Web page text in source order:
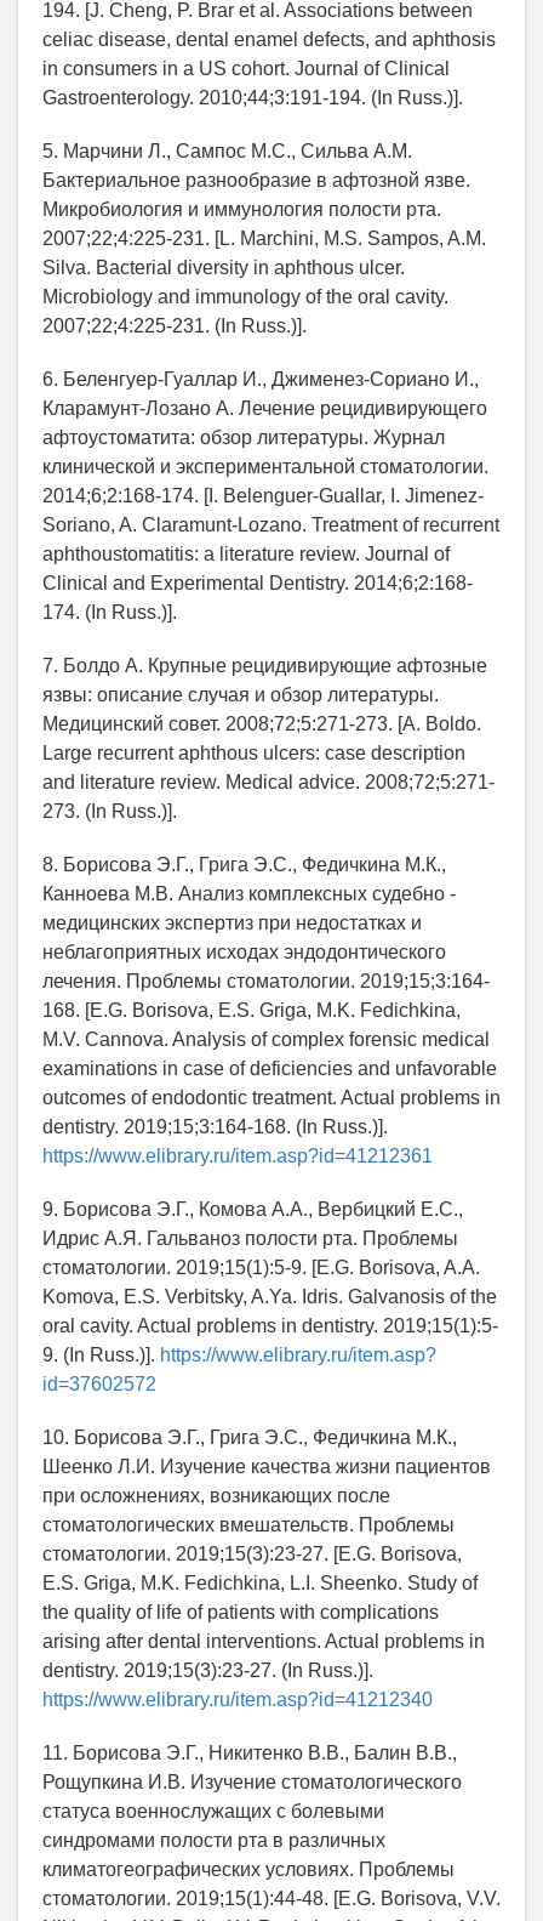
194. [J. Cheng, P. Brar et al. Associations between
celiac disease, dental enamel defects, and aphthosis
in consumers in a US cohort. Journal of Clinical
Gastroenterology. 2010;44;3:191-194. (In Russ.)].
5. Марчини Л., Сампос М.С., Сильва А.М.
Бактериальное разнообразие в афтозной язве.
Микробиология и иммунология полости рта.
2007;22;4:225-231. [L. Marchini, M.S. Sampos, A.M.
Silva. Bacterial diversity in aphthous ulcer.
Microbiology and immunology of the oral cavity.
2007;22;4:225-231. (In Russ.)].
6. Беленгуер-Гуаллар И., Джименез-Сориано И.,
Кларамунт-Лозано А. Лечение рецидивирующего
афтоустоматита: обзор литературы. Журнал
клинической и экспериментальной стоматологии.
2014;6;2:168-174. [I. Belenguer-Guallar, I. Jimenez-
Soriano, A. Claramunt-Lozano. Treatment of recurrent
aphthoustomatitis: a literature review. Journal of
Clinical and Experimental Dentistry. 2014;6;2:168-
174. (In Russ.)].
7. Болдо A. Крупные рецидивирующие афтозные
язвы: описание случая и обзор литературы.
Медицинский совет. 2008;72;5:271-273. [A. Boldo.
Large recurrent aphthous ulcers: case description
and literature review. Medical advice. 2008;72;5:271-
273. (In Russ.)].
8. Борисова Э.Г., Грига Э.С., Федичкина М.К.,
Канноева М.В. Анализ комплексных судебно -
медицинских экспертиз при недостатках и
неблагоприятных исходах эндодонтического
лечения. Проблемы стоматологии. 2019;15;3:164-
168. [E.G. Borisova, E.S. Griga, M.K. Fedichkina,
M.V. Cannova. Analysis of complex forensic medical
examinations in case of deficiencies and unfavorable
outcomes of endodontic treatment. Actual problems in
dentistry. 2019;15;3:164-168. (In Russ.)].
https://www.elibrary.ru/item.asp?id=41212361
9. Борисова Э.Г., Комова А.А., Вербицкий Е.С.,
Идрис А.Я. Гальваноз полости рта. Проблемы
стоматологии. 2019;15(1):5-9. [E.G. Borisova, A.A.
Komova, E.S. Verbitsky, A.Ya. Idris. Galvanosis of the
oral cavity. Actual problems in dentistry. 2019;15(1):5-
9. (In Russ.)]. https://www.elibrary.ru/item.asp?
id=37602572
10. Борисова Э.Г., Грига Э.С., Федичкина М.К.,
Шеенко Л.И. Изучение качества жизни пациентов
при осложнениях, возникающих после
стоматологических вмешательств. Проблемы
стоматологии. 2019;15(3):23-27. [E.G. Borisova,
E.S. Griga, M.K. Fedichkina, L.I. Sheenko. Study of
the quality of life of patients with complications
arising after dental interventions. Actual problems in
dentistry. 2019;15(3):23-27. (In Russ.)].
https://www.elibrary.ru/item.asp?id=41212340
11. Борисова Э.Г., Никитенко В.В., Балин В.В.,
Рощупкина И.В. Изучение стоматологического
статуса военнослужащих с болевыми
синдромами полости рта в различных
климатогеографических условиях. Проблемы
стоматологии. 2019;15(1):44-48. [E.G. Borisova, V.V.